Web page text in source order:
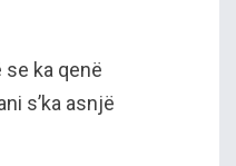
ka qenë
s’ka asnjë